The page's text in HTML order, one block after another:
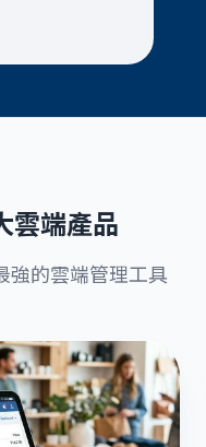
雲端產品
強的雲端管理工具